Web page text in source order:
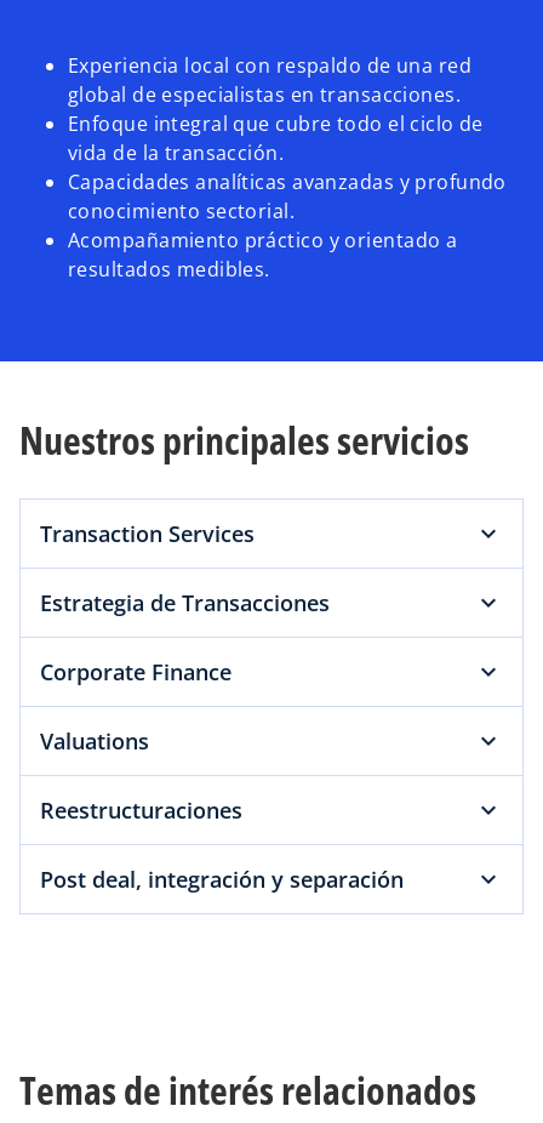
Experiencia local con respaldo de una red
global de especialistas en transacciones.
Enfoque integral que cubre todo el ciclo de
vida de la transacción.
Capacidades analíticas avanzadas y profundo
conocimiento sectorial.
Acompañamiento práctico y orientado a
resultados medibles.
Nuestros principales servicios
Transaction Services
Estrategia de Transacciones
Corporate Finance
Valuations
Reestructuraciones
Post deal, integración y separación
Temas de interés relacionados